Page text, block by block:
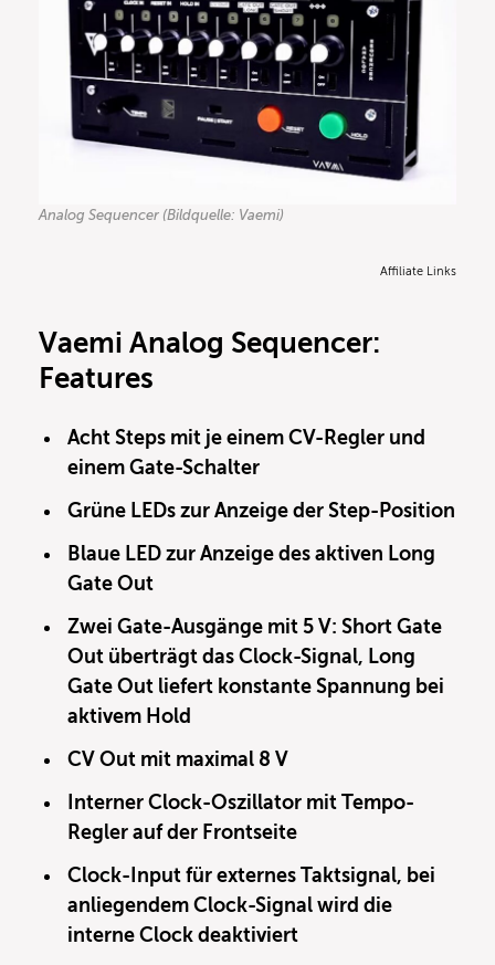
Analog Sequencer (Bildquelle: Vaemi)
Affiliate Links
Vaemi Analog Sequencer:
Features
Acht Steps mit je einem CV-Regler und
einem Gate-Schalter
Grüne LEDs zur Anzeige der Step-Position
Blaue LED zur Anzeige des aktiven Long
Gate Out
Zwei Gate-Ausgänge mit 5 V: Short Gate
Out überträgt das Clock-Signal, Long
Gate Out liefert konstante Spannung bei
aktivem Hold
CV Out mit maximal 8 V
Interner Clock-Oszillator mit Tempo-
Regler auf der Frontseite
Clock-Input für externes Taktsignal, bei
anliegendem Clock-Signal wird die
interne Clock deaktiviert